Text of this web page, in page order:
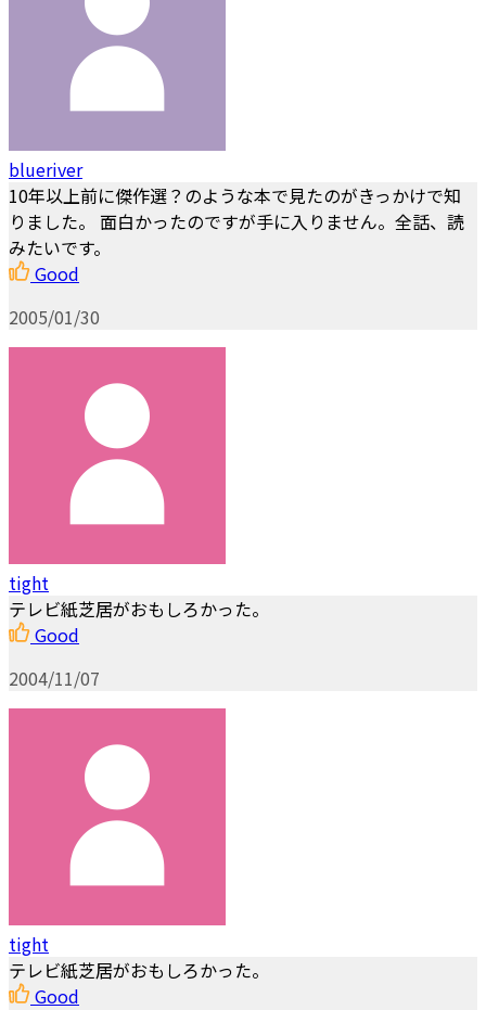
blueriver
10年以上前に傑作選？のような本で見たのがきっかけで知
りました。 面白かったのですが手に入りません。全話、読
みたいです。
Good
2005/01/30
tight
テレビ紙芝居がおもしろかった。
Good
2004/11/07
tight
テレビ紙芝居がおもしろかった。
Good